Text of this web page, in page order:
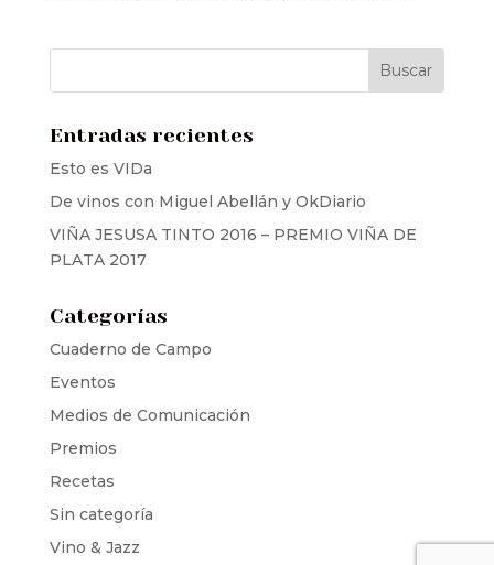
Entradas recientes
Esto es VIDa
De vinos con Miguel Abellán y OkDiario
VIÑA JESUSA TINTO 2016 – PREMIO VIÑA DE
PLATA 2017
Categorías
Cuaderno de Campo
Eventos
Medios de Comunicación
Premios
Recetas
Sin categoría
Vino & Jazz